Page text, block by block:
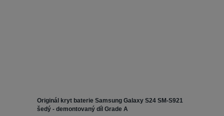
Originál kryt baterie Samsung Galaxy S24 SM-S921
šedý - demontovaný díl Grade A